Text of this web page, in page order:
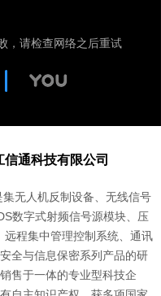
信通科技有限公司
无人机反制设备、无线信号
数字式射频信号源模块、压
远程集中管理控制系统、通讯
全与信息保密系列产品的研
售于一体的专业型科技企